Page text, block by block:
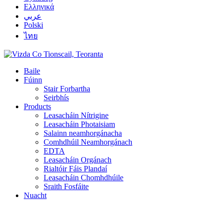
Ελληνικά
عربي
Polski
ไทย
Baile
Fúinn
Stair Forbartha
Seirbhís
Products
Leasacháin Nítrigine
Leasacháin Photaisiam
Salainn neamhorgánacha
Comhdhúil Neamhorgánach
EDTA
Leasacháin Orgánach
Rialtóir Fáis Plandaí
Leasacháin Chomhdhúile
Sraith Fosfáite
Nuacht